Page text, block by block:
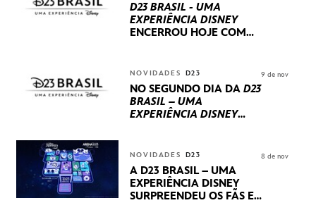
D23 BRASIL - UMA
EXPERIÊNCIA DISNEY
ENCERROU HOJE COM
INTERNACIONAIS E
PRODUÇÕES BRASILEIRAS
NOVIDADES D23
NO SEGUNDO DIA DA D23
BRASIL – UMA
EXPERIÊNCIA DISNEY
STUDIOS REVELARAM
PRÉVIAS E NOVIDADES
DOS SEUS PRÓXIMOS
LANÇAMENTOS
9 de nov
NOVIDADES D23
A D23 BRASIL – UMA
EXPERIÊNCIA DISNEY
SURPREENDEU OS FÃS EM
8 de nov